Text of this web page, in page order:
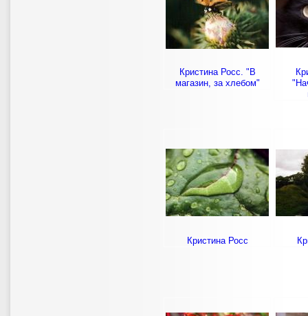
Кристина Росс. "В
магазин, за хлебом"
Кристина Росс